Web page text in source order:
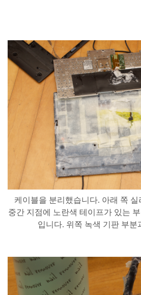
케이블을 분리했습니다 아래 쪽 실
중간 지점에 노란색 테이프가 있는
입니다 위쪽 녹색 기판 부분